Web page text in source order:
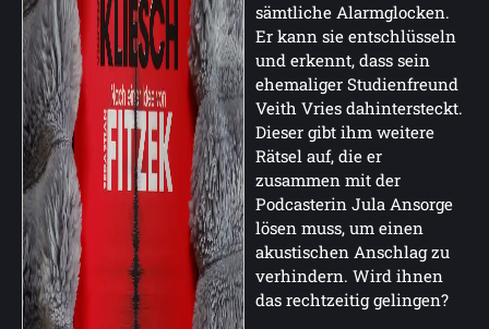
sämtliche Alarmglocken.
Er kann sie entschlüsseln
und erkennt, dass sein
ehemaliger Studienfreund
Veith Vries dahintersteckt.
Dieser gibt ihm weitere
Rätsel auf, die er
zusammen mit der
Podcasterin Jula Ansorge
lösen muss, um einen
akustischen Anschlag zu
verhindern. Wird ihnen
das rechtzeitig gelingen?